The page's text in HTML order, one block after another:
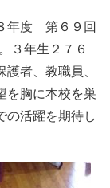
年度 第６９回
３年生２７６
者、教職員、
を胸に本校を巣
の活躍を期待し